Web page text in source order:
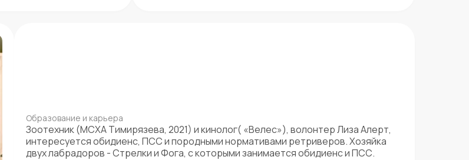
Образование и карьера
Зоотехник (МСХА Тимирязева, 2021) и кинолог( «Велес»), волонтер Лиза Алерт,
интересуется обидиенс, ПСС и породными нормативами ретриверов. Хозяйка
двух лабрадоров - Стрелки и Фога, с которыми занимается обидиенс и ПСС.